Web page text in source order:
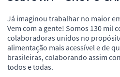
Já imaginou trabalhar no maior
Vem com a gente! Somos 130 mil
colaboradoras unidos no
alimentação mais acessível e de
brasileiras, colaborando assim
todos e todas.